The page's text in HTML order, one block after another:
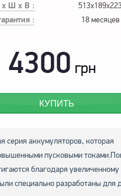
Ш х В : 513x189x223
: 18 месяцев
4300 грн
КУПИТЬ
серия аккумуляторов, которая
пусковыми
благодаря
специально разработаны для